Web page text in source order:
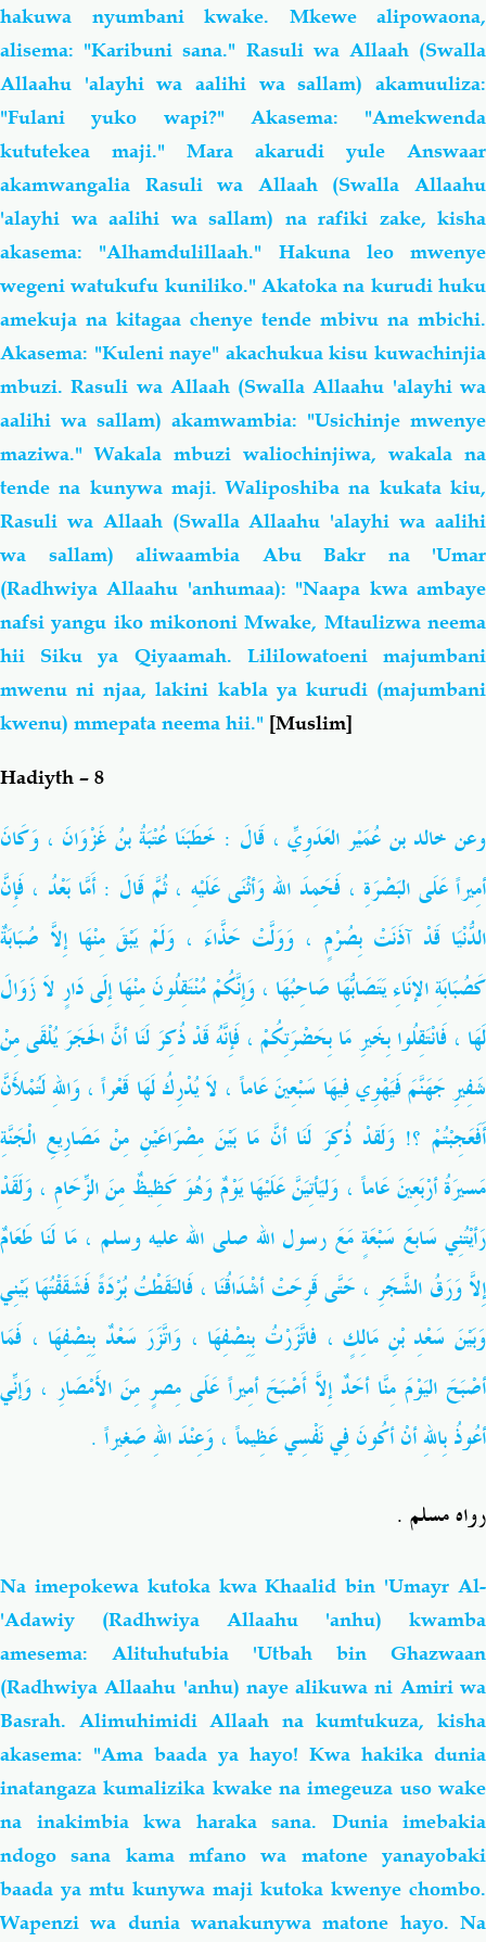
hakuwa nyumbani kwake. Mkewe alipowaona,
alisema: "Karibuni sana." Rasuli wa Allaah (Swalla
Allaahu 'alayhi wa aalihi wa sallam) akamuuliza:
"Fulani yuko wapi?" Akasema: "Amekwenda
kututekea maji." Mara akarudi yule Answaar
akamwangalia Rasuli wa Allaah (Swalla Allaahu
'alayhi wa aalihi wa sallam) na rafiki zake, kisha
akasema: "Alhamdulillaah." Hakuna leo mwenye
wegeni watukufu kuniliko." Akatoka na kurudi huku
amekuja na kitagaa chenye tende mbivu na mbichi.
Akasema: "Kuleni naye" akachukua kisu kuwachinjia
mbuzi. Rasuli wa Allaah (Swalla Allaahu 'alayhi wa
aalihi wa sallam) akamwambia: "Usichinje mwenye
maziwa." Wakala mbuzi waliochinjiwa, wakala na
tende na kunywa maji. Waliposhiba na kukata kiu,
Rasuli wa Allaah (Swalla Allaahu 'alayhi wa aalihi
wa sallam) aliwaambia Abu Bakr na 'Umar
(Radhwiya Allaahu 'anhumaa): "Naapa kwa ambaye
nafsi yangu iko mikononi Mwake, Mtaulizwa neema
hii Siku ya Qiyaamah. Lililowatoeni majumbani
mwenu ni njaa, lakini kabla ya kurudi (majumbani
kwenu) mmepata neema hii." [Muslim]
Hadiyth – 8
وعن خالد بن عُمَيْر العَدَوِيِّ ، قَالَ : خَطَبَنَا عُتْبَةُ بنُ غَزْوَانَ ، وَكَانَ
أمِيراً عَلَى البَصْرَةِ ، فَحَمِدَ الله وَأثْنَى عَلَيْهِ ، ثُمَّ قَالَ : أَمَّا بَعْدُ ، فَإِنَّ
الدُّنْيَا قَدْ آذَنَتْ بِصُرْمٍ ، وَوَلَّتْ حَذَّاءَ ، وَلَمْ يَبْقَ مِنْهَا إِلاَّ صُبَابَةٌ
كَصُبَابَةِ الإنَاءِ يَتَصَابُّهَا صَاحِبُهَا ، وَإِنَّكُمْ مُنْتَقِلُونَ مِنْهَا إِلَى دَارٍ لاَ زَوَالَ
لَهَا ، فَانْتَقِلُوا بِخَيرِ مَا بِحَضْرَتِكُمْ ، فَإِنَّهُ قَدْ ذُكِرَ لَنَا أنَّ الحَجَرَ يُلْقَى مِنْ
شَفِيرِ جَهَنَّمَ فَيَهْوِي فِيهَا سَبْعِينَ عَاماً ، لاَ يُدْرِكُ لَهَا قَعْراً ، وَاللهِ لَتُمْلأَنَّ
أَفَعَجِبْتُمْ ؟! وَلَقدْ ذُكِرَ لَنَا أنَّ مَا بَيْنَ مِصْرَاعَيْنِ مِنْ مَصَارِيعِ الْجَنَّةِ
مَسيرَةُ أرْبَعِينَ عَاماً ، وَليَأتِيَنَّ عَلَيْهَا يَوْمٌ وَهُوَ كَظِيظٌ مِنَ الزِّحَامِ ، وَلَقَدْ
رَأيْتُنِي سَابعَ سَبْعَةٍ مَعَ رسول الله صلى الله عليه وسلم ، مَا لَنَا طَعَامٌ
إِلاَّ وَرَقُ الشَّجَرِ ، حَتَّى قَرِحَتْ أشْدَاقُنَا ، فَالتَقَطْتُ بُرْدَةً فَشَقَقْتُهَا بَيْنِي
وَبَيْنَ سَعْدِ بْنِ مَالِكٍ ، فاتَّزَرْتُ بِنِصْفِهَا ، وَاتَّزَرَ سَعْدٌ بِنِصْفِهَا ، فَمَا
أصْبَحَ اليَوْمَ مِنَّا أحَدٌ إِلاَّ أَصْبَحَ أمِيراً عَلَى مِصرٍ مِنَ الأَمْصَارِ ، وَإنِّي
أعُوذُ بِاللهِ أنْ أكُونَ فِي نَفْسِي عَظِيماً ، وَعِنْدَ اللهِ صَغِيراً .
رواه مسلم .
Na imepokewa kutoka kwa Khaalid bin 'Umayr Al-
'Adawiy (Radhwiya Allaahu 'anhu) kwamba
amesema: Alituhutubia 'Utbah bin Ghazwaan
(Radhwiya Allaahu 'anhu) naye alikuwa ni Amiri wa
Basrah. Alimuhimidi Allaah na kumtukuza, kisha
akasema: "Ama baada ya hayo! Kwa hakika dunia
inatangaza kumalizika kwake na imegeuza uso wake
na inakimbia kwa haraka sana. Dunia imebakia
ndogo sana kama mfano wa matone yanayobaki
baada ya mtu kunywa maji kutoka kwenye chombo.
Wapenzi wa dunia wanakunywa matone hayo. Na